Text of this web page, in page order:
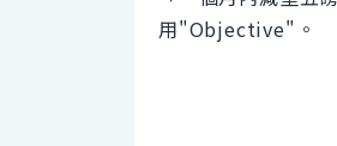
用"Objective"。